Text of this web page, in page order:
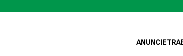
ANUNCIE